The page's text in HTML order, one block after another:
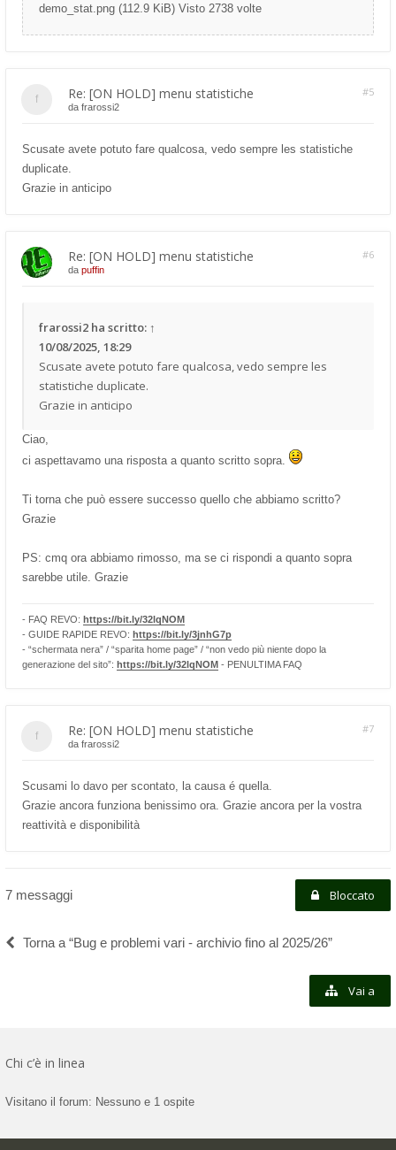
demo_stat.png (112.9 KiB) Visto 2738 volte
Re: [ON HOLD] menu statistiche #5
da frarossi2
Scusate avete potuto fare qualcosa, vedo sempre les statistiche
duplicate.
Grazie in anticipo
Re: [ON HOLD] menu statistiche #6
da puffin
frarossi2 ha scritto: ↑
10/08/2025, 18:29
Scusate avete potuto fare qualcosa, vedo sempre les
statistiche duplicate.
Grazie in anticipo
Ciao,
ci aspettavamo una risposta a quanto scritto sopra.
Ti torna che può essere successo quello che abbiamo scritto?
Grazie
PS: cmq ora abbiamo rimosso, ma se ci rispondi a quanto sopra
sarebbe utile. Grazie
- FAQ REVO: https://bit.ly/32lqNOM
- GUIDE RAPIDE REVO: https://bit.ly/3jnhG7p
- “schermata nera” / “sparita home page” / “non vedo più niente dopo la
generazione del sito”: https://bit.ly/32lqNOM - PENULTIMA FAQ
Re: [ON HOLD] menu statistiche #7
da frarossi2
Scusami lo davo per scontato, la causa é quella.
Grazie ancora funziona benissimo ora. Grazie ancora per la vostra
reattività e disponibilità
7 messaggi Bloccato
Torna a “Bug e problemi vari - archivio fino al 2025/26”
Vai a
Chi c’è in linea
Visitano il forum: Nessuno e 1 ospite